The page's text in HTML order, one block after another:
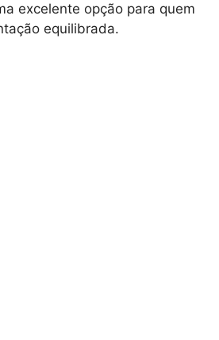
excelente opção para quem
equilibrada.